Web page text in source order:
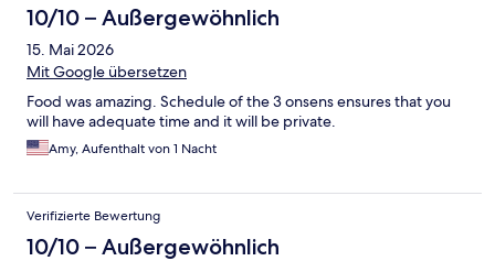
10/10 – Außergewöhnlich
15. Mai 2026
Mit Google übersetzen
Food was amazing. Schedule of the 3 onsens ensures that you
will have adequate time and it will be private.
Amy, Aufenthalt von 1 Nacht
Verifizierte Bewertung
10/10 – Außergewöhnlich